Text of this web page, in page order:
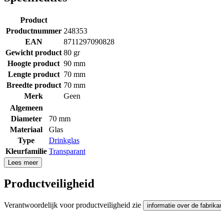
Product
Productnummer 248353
EAN
8711297090828
Gewicht product 80 gr
Hoogte product 90 mm
Lengte product 70 mm
Breedte product 70 mm
Merk
Geen
Algemeen
Diameter
70 mm
Materiaal
Glas
Type
Drinkglas
Kleurfamilie Transparant
Lees meer
Productveiligheid
Verantwoordelijk voor productveiligheid zie informatie over de